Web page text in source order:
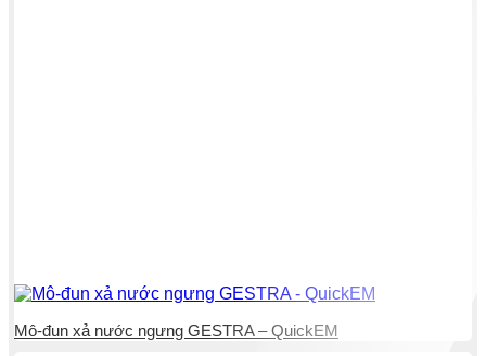
Mô-đun xả nước ngưng GESTRA – QuickEM